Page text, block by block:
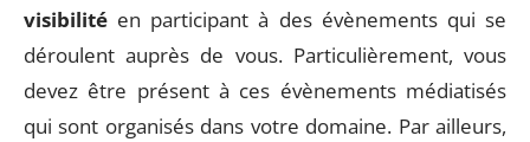
visibilité en participant à des évènements qui se
déroulent auprès de vous. Particulièrement, vous
devez être présent à ces évènements médiatisés
qui sont organisés dans votre domaine. Par ailleurs,